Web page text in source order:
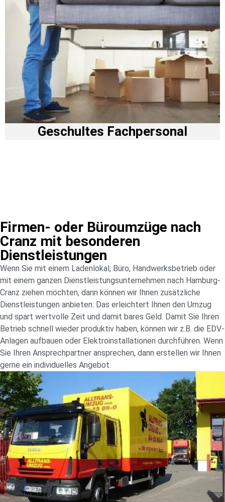
Geschultes Fachpersonal
Firmen- oder Büroumzüge nach
Cranz mit besonderen
Dienstleistungen
Wenn Sie mit einem Ladenlokal, Büro, Handwerksbetrieb oder
mit einem ganzen Dienstleistungsunternehmen nach Hamburg-
Cranz ziehen möchten, dann können wir Ihnen zusätzliche
Dienstleistungen anbieten. Das erleichtert Ihnen den Umzug
und spart wertvolle Zeit und damit bares Geld. Damit Sie Ihren
Betrieb schnell wieder produktiv haben, können wir z.B. die EDV-
Anlagen aufbauen oder Elektroinstallationen durchführen. Wenn
Sie Ihren Ansprechpartner ansprechen, dann erstellen wir Ihnen
gerne ein individuelles Angebot.